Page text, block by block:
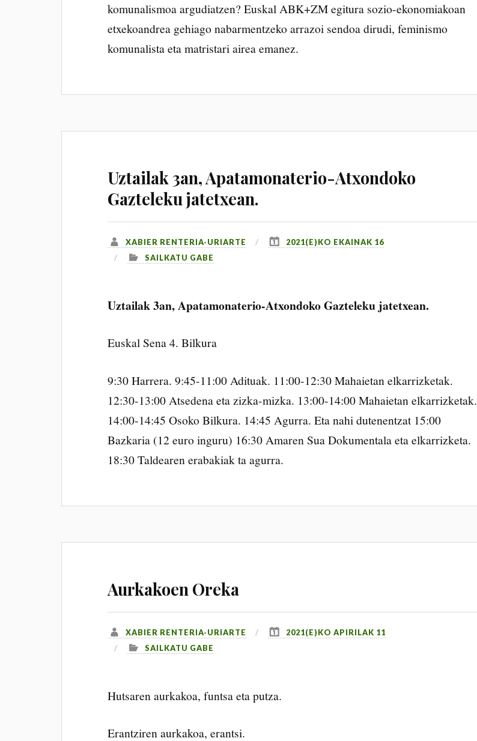
komunalismoa argudiatzen? Euskal ABK+ZM egitura sozio-ekonomiakoan
etxekoandrea gehiago nabarmentzeko arrazoi sendoa dirudi, feminismo
komunalista eta matristari airea emanez.
Uztailak 3an, Apatamonaterio-Atxondoko
Gazteleku jatetxean.
XABIER RENTERIA-URIARTE
2021(E)KO EKAINAK 16
SAILKATU GABE
Uztailak 3an, Apatamonaterio-Atxondoko Gazteleku jatetxean.
Euskal Sena 4. Bilkura
9:30 Harrera. 9:45-11:00 Adituak. 11:00-12:30 Mahaietan elkarrizketak.
12:30-13:00 Atsedena eta zizka-mizka. 13:00-14:00 Mahaietan elkarrizketak.
14:00-14:45 Osoko Bilkura. 14:45 Agurra. Eta nahi dutenentzat 15:00
Bazkaria (12 euro inguru) 16:30 Amaren Sua Dokumentala eta elkarrizketa.
18:30 Taldearen erabakiak ta agurra.
Aurkakoen Oreka
XABIER RENTERIA-URIARTE
2021(E)KO APIRILAK 11
SAILKATU GABE
Hutsaren aurkakoa, funtsa eta putza.
Erantziren aurkakoa, erantsi.